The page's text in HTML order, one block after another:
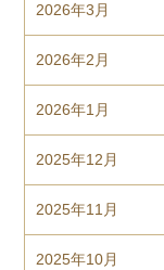
2026年3月
2026年2月
2026年1月
2025年12月
2025年11月
2025年10月